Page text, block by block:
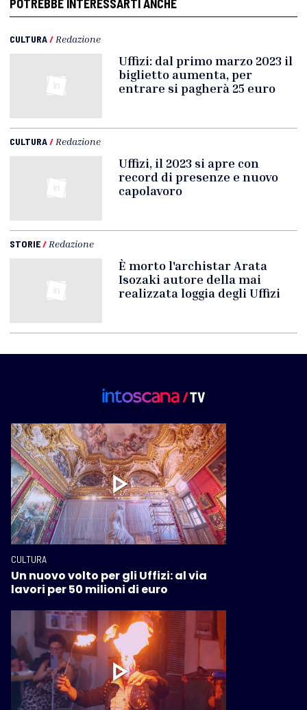
POTREBBE INTERESSARTI ANCHE
CULTURA/ Redazione
Uffizi: dal primo marzo 2023 il
biglietto aumenta, per
entrare si pagherà 25 euro
CULTURA/ Redazione
Uffizi, il 2023 si apre con
record di presenze e nuovo
capolavoro
STORIE/ Redazione
È morto l'archistar Arata
Isozaki autore della mai
realizzata loggia degli Uffizi
CULTURA
Un nuovo volto per gli Uffizi: al via
lavori per 50 milioni di euro